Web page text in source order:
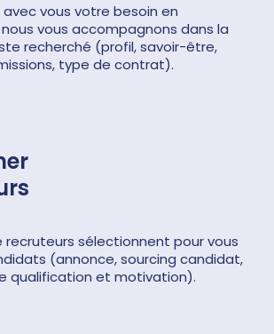
vous votre besoin en
vous accompagnons dans la
recherché (profil, savoir-être,
type de contrat).
recruteurs sélectionnent pour vous
(annonce, sourcing candidat,
qualification et motivation).